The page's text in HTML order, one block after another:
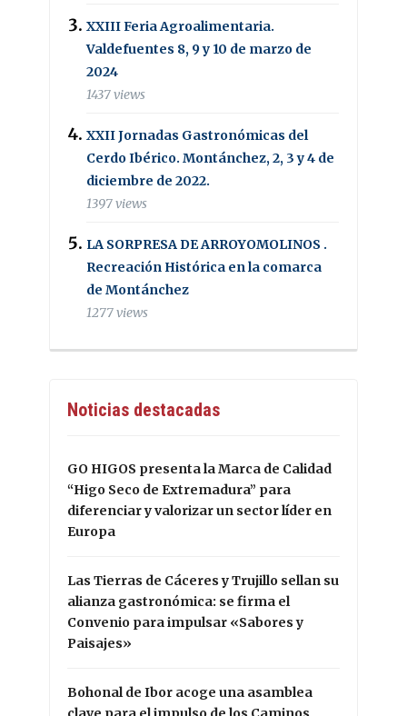
XXIII Feria Agroalimentaria.
Valdefuentes 8, 9 y 10 de marzo de
2024
1437 views
XXII Jornadas Gastronómicas del
Cerdo Ibérico. Montánchez, 2, 3 y 4 de
diciembre de 2022.
1397 views
LA SORPRESA DE ARROYOMOLINOS .
Recreación Histórica en la comarca
de Montánchez
1277 views
Noticias destacadas
GO HIGOS presenta la Marca de Calidad
“Higo Seco de Extremadura” para
diferenciar y valorizar un sector líder en
Europa
Las Tierras de Cáceres y Trujillo sellan su
alianza gastronómica: se firma el
Convenio para impulsar «Sabores y
Paisajes»
Bohonal de Ibor acoge una asamblea